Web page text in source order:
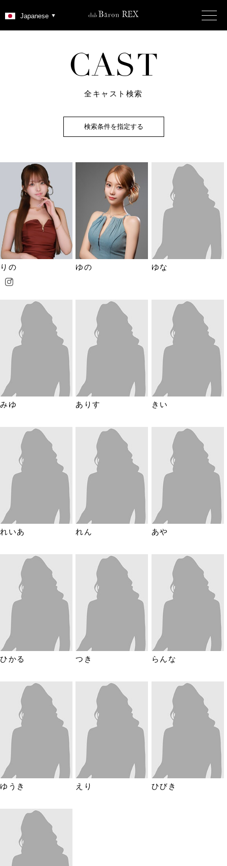
CAST
全キャスト検索
検索条件を指定する
りの ゆの ゆな
みゆ ありす きい
れいあ れん あや
ひかる つき らんな
ゆうき えり ひびき